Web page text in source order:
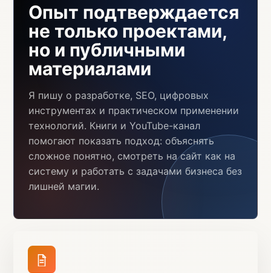
Опыт подтверждается
не только проектами,
но и публичными
материалами
Я пишу о разработке, SEO, цифровых
инструментах и практическом применении
технологий. Книги и YouTube-канал
помогают показать подход: объяснять
сложное понятно, смотреть на сайт как на
систему и работать с задачами бизнеса без
лишней магии.